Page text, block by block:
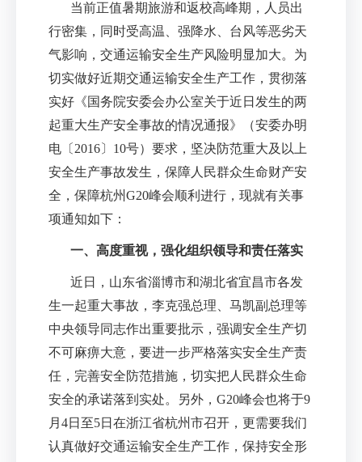
当前正值暑期旅游和返校高峰期，人员出
行密集，同时受高温、强降水、台风等恶劣天
气影响，交通运输安全生产风险明显加大。为
切实做好近期交通运输安全生产工作，贯彻落
实好《国务院安委会办公室关于近日发生的两
起重大生产安全事故的情况通报》（安委办明
电〔 2016〕 10号）要求，坚决防范重大及以上
安全生产事故发生，保障人民群众生命财产安
全，保障杭州G20峰会顺利进行，现就有关事
项通知如下：
一、高度重视，强化组织领导和责任落实
近日，山东省淄博市和湖北省宜昌市各发
生一起重大事故，李克强总理、马凯副总理等
中央领导同志作出重要批示，强调安全生产切
不可麻痹大意，要进一步严格落实安全生产责
任，完善安全防范措施，切实把人民群众生命
安全的承诺落到实处。另外， G20峰会也将于9
月 4日至5日在浙江省杭州市召开，更需要我们
认真做好交通运输安全生产工作，保持安全形